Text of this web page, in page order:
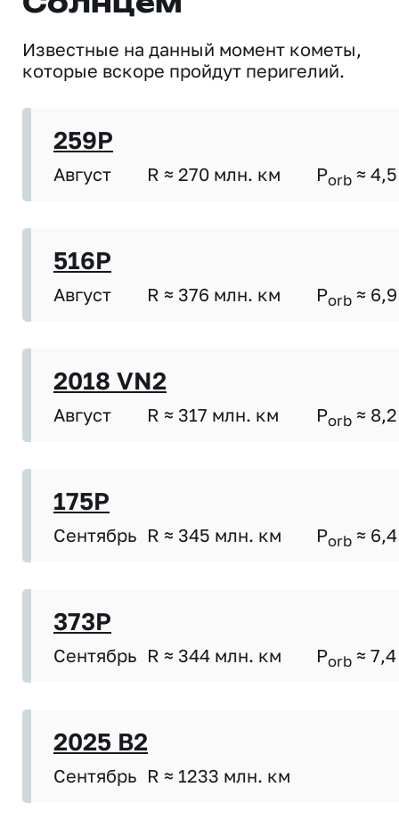
Известные на данный момент кометы,
которые вскоре пройдут перигелий.
259P
Август R ≈ 270 млн. км Porb ≈ 4,5
516P
Август R ≈ 376 млн. км Porb ≈ 6,9
2018 VN2
Август R ≈ 317 млн. км Porb ≈ 8,2
175P
Сентябрь R ≈ 345 млн. км Porb ≈ 6,4
373P
Сентябрь R ≈ 344 млн. км Porb ≈ 7,4
2025 B2
Сентябрь R ≈ 1233 млн. км